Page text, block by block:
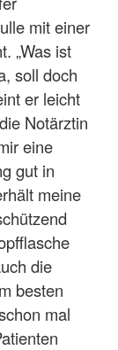
mit einer
„Was ist
soll doch
er leicht
Notärztin
eine
gut in
meine
die
besten
mal